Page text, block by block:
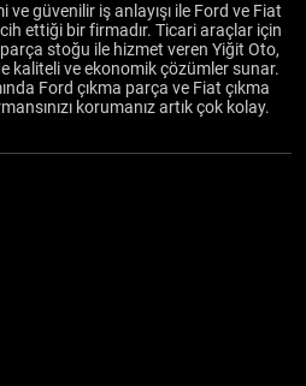
güvenilir iş anlayışı ile Ford ve Fiat
ettiği bir firmadır. Ticari araçlar için
stoğu ile hizmet veren Yiğit Oto,
kaliteli ve ekonomik çözümler sunar.
Ford çıkma parça ve Fiat çıkma
korumanız artık çok kolay.